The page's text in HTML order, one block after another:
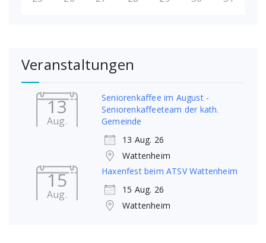
Veranstaltungen
13
Aug.
Seniorenkaffee im August -
Seniorenkaffeeteam der kath.
Gemeinde
13 Aug. 26
Wattenheim
15
Aug.
Haxenfest beim ATSV Wattenheim
15 Aug. 26
Wattenheim